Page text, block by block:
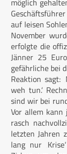
möglich
auf leisen
November
erfolgte die
Jänner 25
gefährliche bei
Reaktion sagt:
weh tun.‘
sind wir bei
Vor allem kann
rasch
letzten Jahren
lang nur